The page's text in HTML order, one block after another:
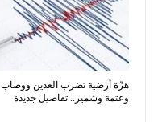
هزّة أرضية تضرب العدين ووصاب
وعتمة وشمير.. تفاصيل جديدة